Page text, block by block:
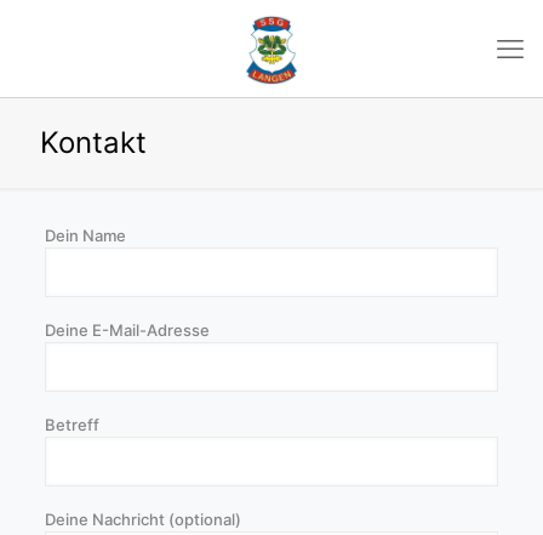
Kontakt
Dein Name
Deine E-Mail-Adresse
Betreff
Deine Nachricht (optional)